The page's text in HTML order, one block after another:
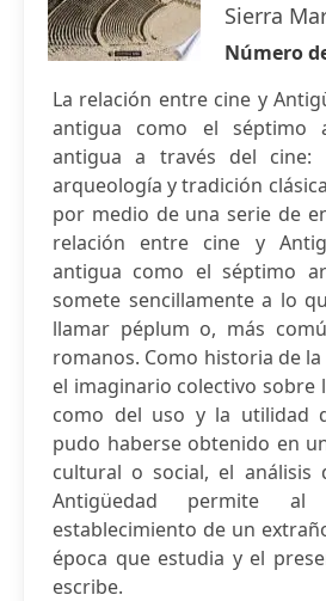
Sierra
Número
La relación entre cine y
antigua como el séptimo
antigua a través del cine:
arqueología y tradición
por medio de una serie de
relación entre cine y
antigua como el séptimo
somete sencillamente a lo
llamar péplum o, más
romanos. Como historia de
el imaginario colectivo sobre
como del uso y la utilidad
pudo haberse obtenido en
cultural o social, el análisis
Antigüedad permite al
establecimiento de un
época que estudia y el
escribe.